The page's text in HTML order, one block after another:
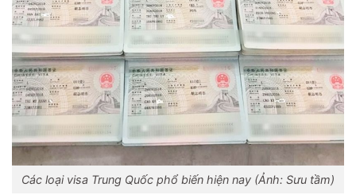
Các loại visa Trung Quốc phổ biến hiện nay (Ảnh: Sưu tầm)